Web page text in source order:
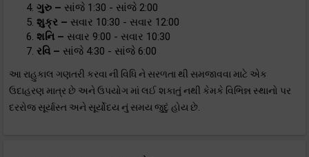
ગુરુ – સાંજે 1:30 - સાંજે 2:00
શુક્ર – સવાર 10:30 - સવાર 12:00
શનિ – સવાર 9:00 - સવાર 10:30
રવિ – સાંજે 4:30 - સાંજે 6:00
આ રાહુકાલ ગણતરી કરવા ની વિધિ ને સરળતા થી સમજાવવા માટે એક
ઉદાહરણ માત્ર છે અને ઉપયોગ માં લઈ શકાતું નથી કેમકે વિભિન્ન સ્થાનો પર
દરરોજ સૂર્યાસ્ત અને સૂર્યોદય નું સમય જુદું હોય છે.